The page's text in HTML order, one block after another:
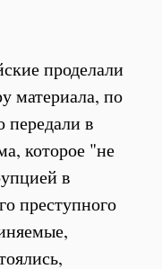
проделали
материала, по
передали в
которое "не
в
преступного